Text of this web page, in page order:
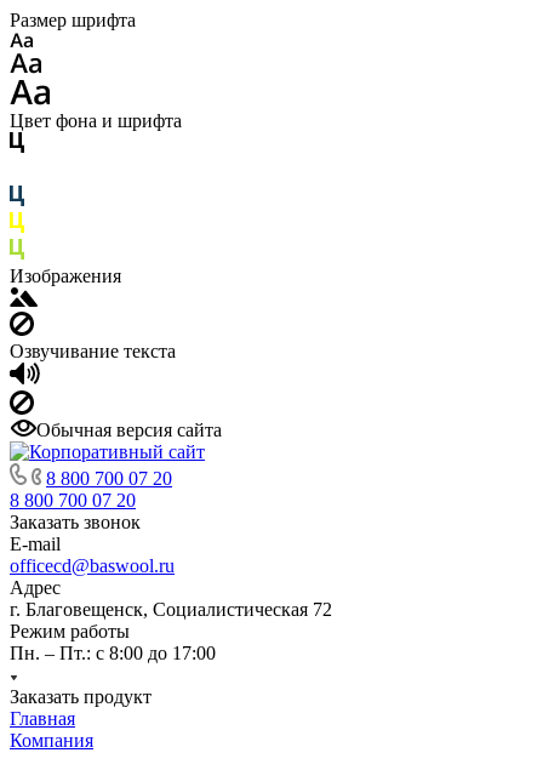
Размер шрифта
Цвет фона и шрифта
Изображения
Озвучивание текста
Обычная версия сайта
8 800 700 07 20
8 800 700 07 20
Заказать звонок
E-mail
officecd@baswool.ru
Адрес
г. Благовещенск, Социалистическая 72
Режим работы
Пн. – Пт.: с 8:00 до 17:00
Заказать продукт
Главная
Компания